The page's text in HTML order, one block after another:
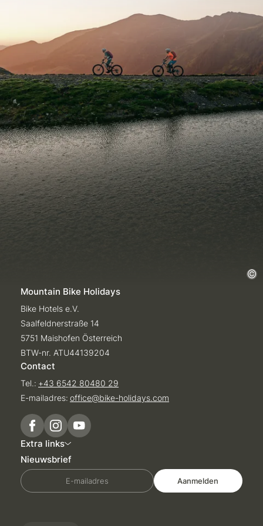
Mountain Bike Holidays
Bike Hotels e.V.
Saalfeldnerstraße 14
5751 Maishofen Österreich
BTW-nr. ATU44139204
Contact
Tel.: +43 6542 80480 29
E-mailadres: office@bike-holidays.com
Extra links
Nieuwsbrief
E-mailadres Aanmelden